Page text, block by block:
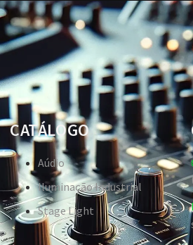
CATÁLOGO
Aúdio
Iluminação Industrial
Stage Light